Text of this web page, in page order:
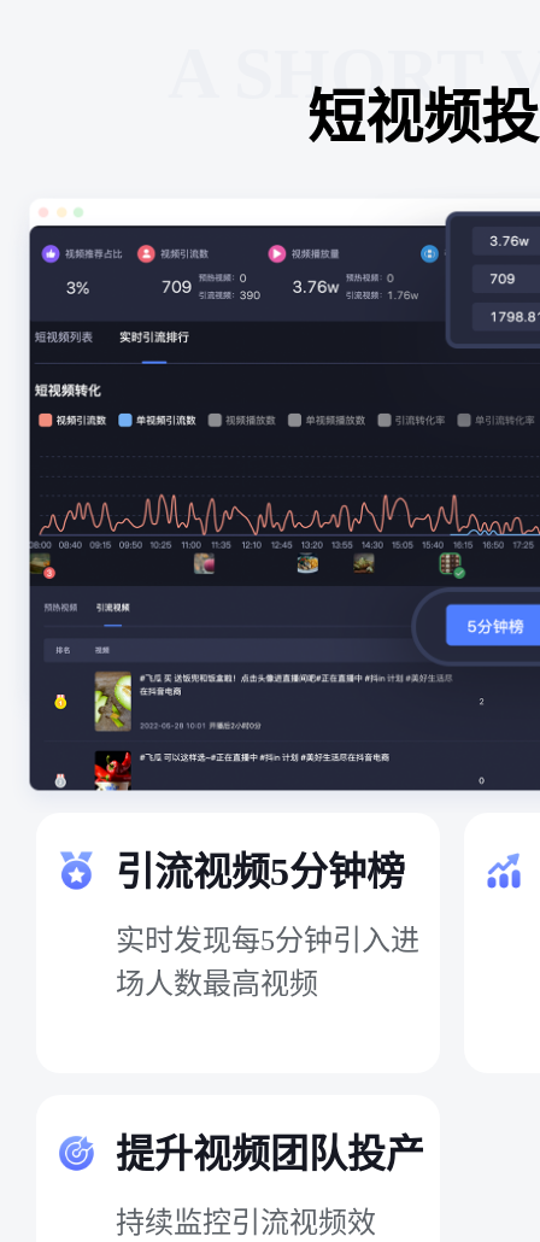
A SHORT
短视频
引流视频5分钟榜
实时发现每5分钟引入进
场人数最高视频
提升视频团队投产
持续监控引流视频效